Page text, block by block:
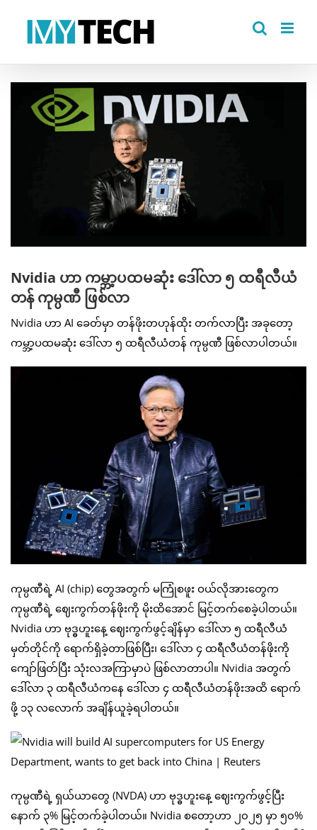
Larger
Nvidia ဟာ ကမ္ဘာ့ပထမဆုံး ဒေါ်လာ ၅ ထရီလီယံ
တန် ကုမ္ပဏီ ဖြစ်လာ
Nvidia ဟာ AI ခေတ်မှာ တန်ဖိုးတဟုန်ထိုး တက်လာပြီး အခုတော့
ကမ္ဘာ့ပထမဆုံး ဒေါ်လာ ၅ ထရီလီယံတန် ကုမ္ပဏီ ဖြစ်လာပါတယ်။
ကုမ္ပဏီရဲ့ AI (chip) တွေအတွက် မကြုံစဖူး ဝယ်လိုအားတွေက
ကုမ္ပဏီရဲ့ ဈေးကွက်တန်ဖိုးကို မိုးထိအောင် မြင့်တက်စေခဲ့ပါတယ်။
Nvidia ဟာ ဗုဒ္ဓဟူးနေ့ ဈေးကွက်ဖွင့်ချိန်မှာ ဒေါ်လာ ၅ ထရီလီယံ
မှတ်တိုင်ကို ရောက်ရှိခဲ့တာဖြစ်ပြီး၊ ဒေါ်လာ ၄ ထရီလီယံတန်ဖိုးကို
ကျော်ဖြတ်ပြီး သုံးလအကြာမှာပဲ ဖြစ်လာတာပါ။ Nvidia အတွက်
ဒေါ်လာ ၃ ထရီလီယံကနေ ဒေါ်လာ ၄ ထရီလီယံတန်ဖိုးအထိ ရောက်
ဖို့ ၁၃ လလောက် အချိန်ယူခဲ့ရပါတယ်။
ကုမ္ပဏီရဲ့ ရှယ်ယာတွေ (NVDA) ဟာ ဗုဒ္ဓဟူးနေ့ ဈေးကွက်ဖွင့်ပြီး
နောက် ၃% မြင့်တက်ခဲ့ပါတယ်။ Nvidia စတော့ဟာ ၂၀၂၅ မှာ ၅၀%